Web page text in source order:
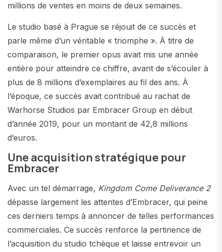
millions de ventes en moins de deux semaines.
Le studio basé à Prague se réjouit de ce succès et
parle même d’un véritable « triomphe ». À titre de
comparaison, le premier opus avait mis une année
entière pour atteindre ce chiffre, avant de s’écouler à
plus de 8 millions d’exemplaires au fil des ans. À
l’époque, ce succès avait contribué au rachat de
Warhorse Studios par Embracer Group en début
d’année 2019, pour un montant de 42,8 millions
d’euros.
Une acquisition stratégique pour
Embracer
Avec un tel démarrage, Kingdom Come Deliverance 2
dépasse largement les attentes d’Embracer, qui peine
ces derniers temps à annoncer de telles performances
commerciales. Ce succès renforce la pertinence de
l’acquisition du studio tchèque et laisse entrevoir un